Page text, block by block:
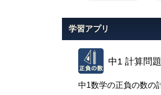
学習アプリ
中1 計算問
中1数学の正負の数の